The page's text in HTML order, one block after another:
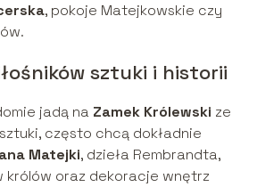
, pokoje Matejkowskie czy
sztuki i historii
jadą na Zamek Królewski ze
często chcą dokładnie
Matejki, dzieła Rembrandta,
oraz dekoracje wnętrz